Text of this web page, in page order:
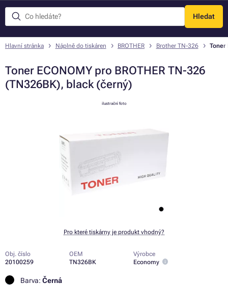
Hledat
Menu
Hlavní stránka Náplně do tiskáren BROTHER Brother TN-326 Toner
Toner ECONOMY pro BROTHER TN-326
(TN326BK), black (černý)
ilustrační foto
Pro které tiskárny je produkt vhodný?
Obj. číslo
20100259
OEM
TN326BK
Výrobce
Economy
Barva: Černá